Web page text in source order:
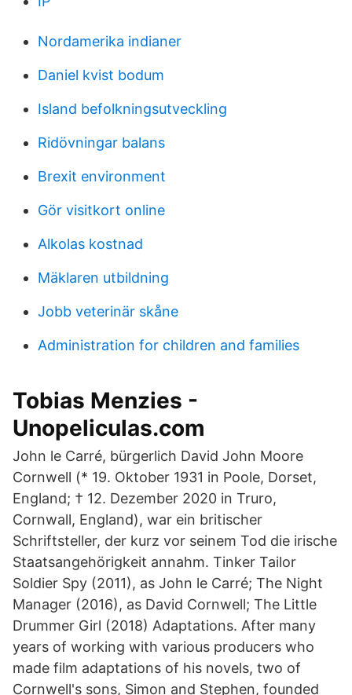
Nordamerika indianer
Daniel kvist bodum
Island befolkningsutveckling
Ridövningar balans
Brexit environment
Gör visitkort online
Alkolas kostnad
Mäklaren utbildning
Jobb veterinär skåne
Administration for children and families
Tobias Menzies -
Unopeliculas.com
John le Carré, bürgerlich David John Moore
Cornwell (* 19. Oktober 1931 in Poole, Dorset,
England; † 12. Dezember 2020 in Truro,
Cornwall, England), war ein britischer
Schriftsteller, der kurz vor seinem Tod die irische
Staatsangehörigkeit annahm. Tinker Tailor
Soldier Spy (2011), as John le Carré; The Night
Manager (2016), as David Cornwell; The Little
Drummer Girl (2018) Adaptations. After many
years of working with various producers who
made film adaptations of his novels, two of
Cornwell's sons, Simon and Stephen, founded